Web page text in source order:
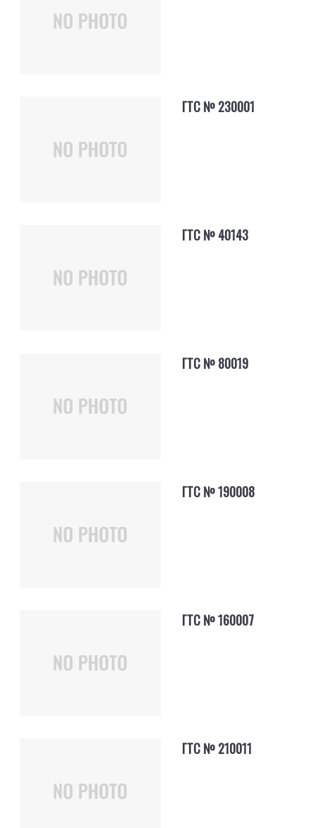
ГТС № 230001
ГТС № 40143
ГТС № 80019
ГТС № 190008
ГТС № 160007
ГТС № 210011